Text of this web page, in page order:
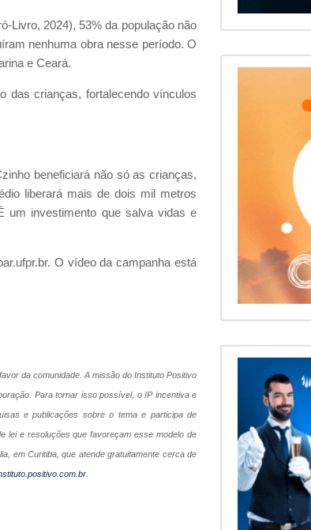
Livro, 2024), 53% da população não
nenhuma obra nesse período. O
e Ceará.
das crianças, fortalecendo vínculos
beneficiará não só as crianças,
liberará mais de dois mil metros
um investimento que salva vidas e
O vídeo da campanha está
da comunidade. A missão do Instituto Positivo
Para tornar isso possível, o IP incentiva e
e publicações sobre o tema e participa de
lei e resoluções que favoreçam esse modelo de
em Curitiba, que atende gratuitamente cerca de